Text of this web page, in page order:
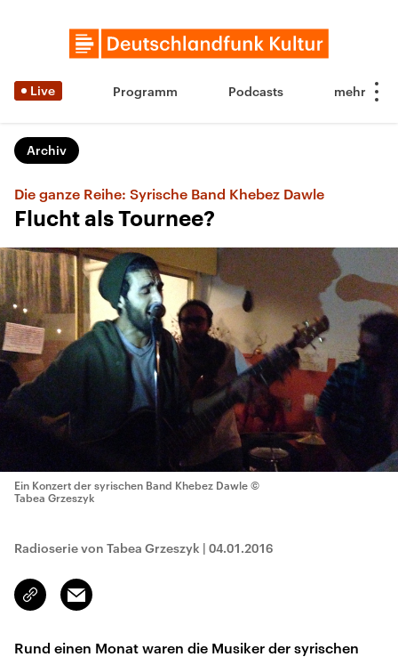
Live Programm Podcasts
Archiv
Die ganze Reihe: Syrische Band Khebez Dawle
Flucht als Tournee?
Ein Konzert der syrischen Band Khebez Dawle ©
Tabea Grzeszyk
Radioserie von Tabea Grzeszyk | 04.01.2016
Link
kopieren/teilen
Email
Rund einen Monat waren die Musiker der syrischen